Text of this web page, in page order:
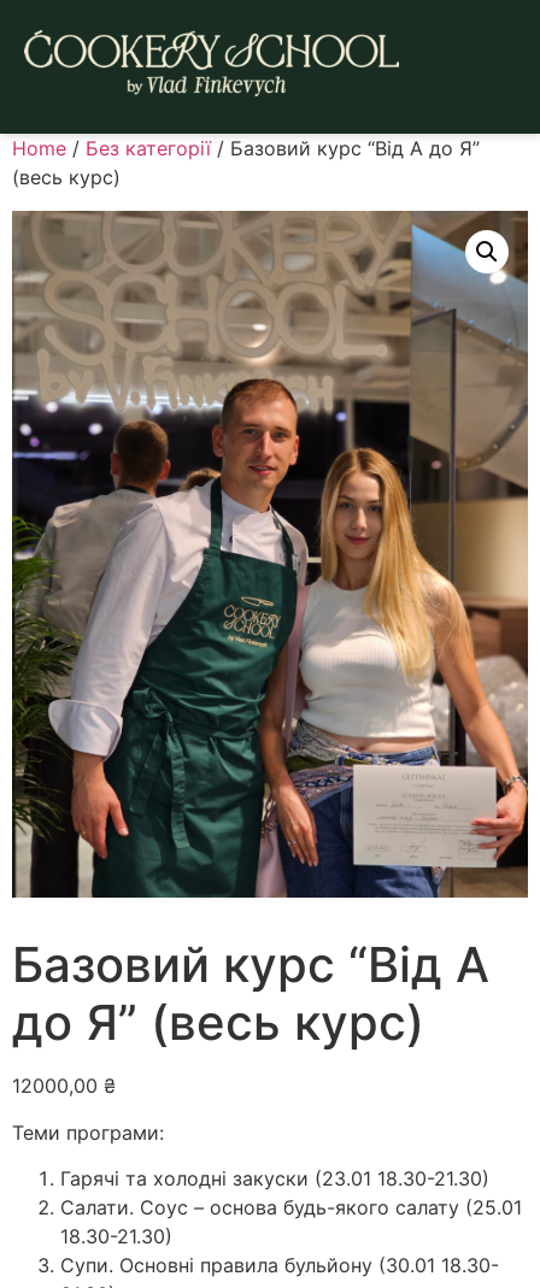
Home / Без категорії/ Базовий курс “Від А до Я”
(весь курс)
Базовий курс “Від А
до Я” (весь курс)
12000,00 ₴
Теми програми:
Гарячі та холодні закуски (23.01 18.30-21.30)
Салати. Соус – основа будь-якого салату (25.01
18.30-21.30)
Супи. Основні правила бульйону (30.01 18.30-